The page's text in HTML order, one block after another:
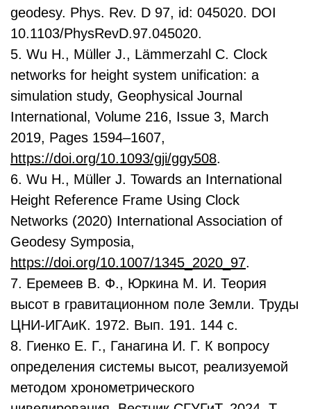
geodesy. Phys. Rev. D 97, id: 045020. DOI
10.1103/PhysRevD.97.045020.
5. Wu H., Müller J., Lämmerzahl C. Clock
networks for height system unification: a
simulation study, Geophysical Journal
International, Volume 216, Issue 3, March
2019, Pages 1594–1607,
https://doi.org/10.1093/gji/ggy508.
6. Wu H., Müller J. Towards an International
Height Reference Frame Using Clock
Networks (2020) International Association of
Geodesy Symposia,
https://doi.org/10.1007/1345_2020_97.
7. Еремеев В. Ф., Юркина М. И. Теория
высот в гравитационном поле Земли. Труды
ЦНИ-ИГАиК. 1972. Вып. 191. 144 с.
8. Гиенко Е. Г., Ганагина И. Г. К вопросу
определения системы высот, реализуемой
методом хронометрического